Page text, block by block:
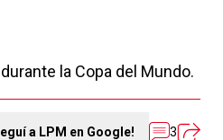
la Copa del Mundo.
a LPM en Google! 3